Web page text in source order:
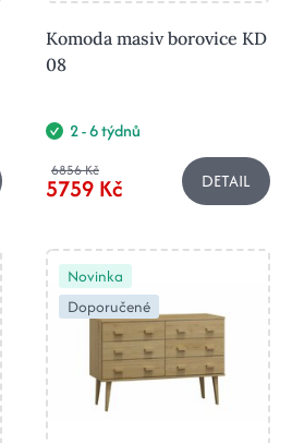
Komoda masiv borovice KD
08
2 - 6 týdnů
6856 Kč
5759 Kč DETAIL
Novinka
Doporučené